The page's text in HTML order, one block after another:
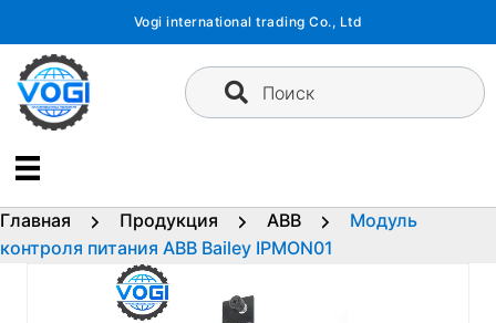
содержимому
Vogi international trading Co., Ltd
Поиск
Главная Продукция ABB
Модуль
контроля питания ABB Bailey IPMON01